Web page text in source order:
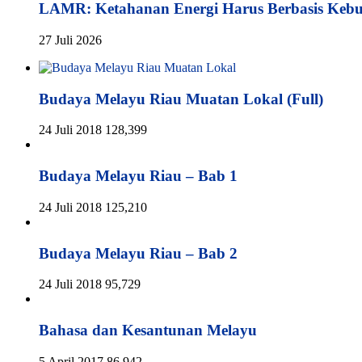
LAMR: Ketahanan Energi Harus Berbasis
27 Juli 2026
Budaya Melayu Riau Muatan Lokal (Full)
24 Juli 2018 128,399
Budaya Melayu Riau – Bab 1
24 Juli 2018 125,210
Budaya Melayu Riau – Bab 2
24 Juli 2018 95,729
Bahasa dan Kesantunan Melayu